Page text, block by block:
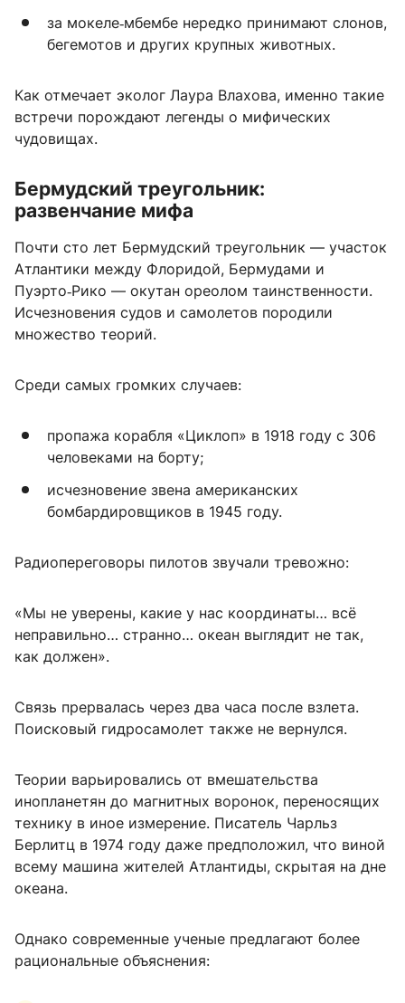
за мокеле‑мбембе нередко принимают слонов,
бегемотов и других крупных животных.
Как отмечает эколог Лаура Влахова, именно такие
встречи порождают легенды о мифических
чудовищах.
Бермудский треугольник:
развенчание мифа
Почти сто лет Бермудский треугольник — участок
Атлантики между Флоридой, Бермудами и
Пуэрто‑Рико — окутан ореолом таинственности.
Исчезновения судов и самолетов породили
множество теорий.
Среди самых громких случаев:
пропажа корабля «Циклоп» в 1918 году с 306
человеками на борту;
исчезновение звена американских
бомбардировщиков в 1945 году.
Радиопереговоры пилотов звучали тревожно:
«Мы не уверены, какие у нас координаты… всё
неправильно… странно… океан выглядит не так,
как должен».
Связь прервалась через два часа после взлета.
Поисковый гидросамолет также не вернулся.
Теории варьировались от вмешательства
инопланетян до магнитных воронок, переносящих
технику в иное измерение. Писатель Чарльз
Берлитц в 1974 году даже предположил, что виной
всему машина жителей Атлантиды, скрытая на дне
океана.
Однако современные ученые предлагают более
рациональные объяснения: